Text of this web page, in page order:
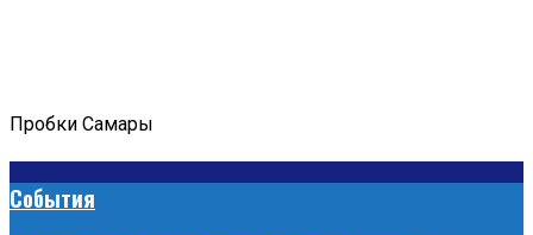
Пробки Самары
События